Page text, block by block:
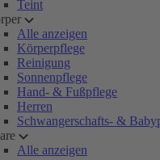
Teint
Alle anzeigen
Körperpflege
Reinigung
Sonnenpflege
Hand- & Fußpflege
Herren
Schwangerschafts- &
Alle anzeigen